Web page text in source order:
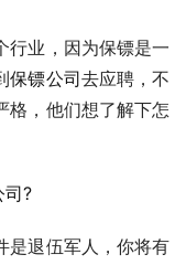
行业，因为保镖是一
保镖公司去应聘，不
格，他们想了解下怎
是退伍军人，你将有